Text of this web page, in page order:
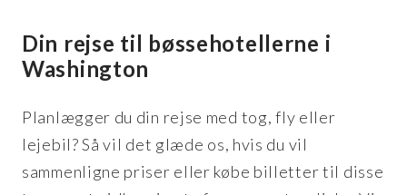
Din rejse til bøssehotellerne i
Washington
Planlægger du din rejse med tog, fly eller
lejebil? Så vil det glæde os, hvis du vil
sammenligne priser eller købe billetter til disse